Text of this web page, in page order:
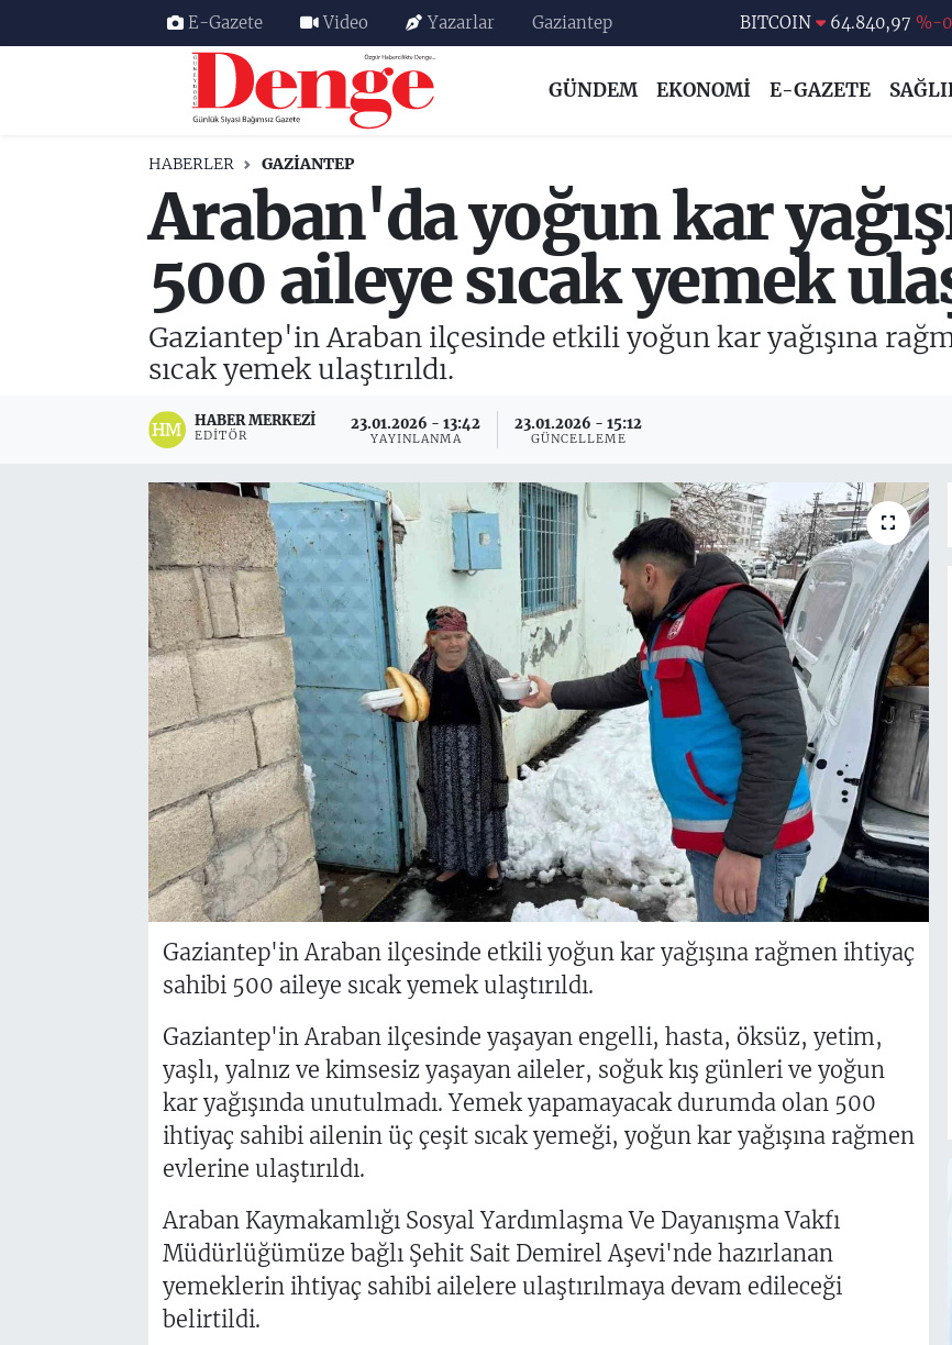
E-Gazete Video Yazarlar Gaziantep DOLAR 47,7436
STERLİN
64,4811
13.779
BITCOIN
64.840,97 %-
GÜNDEM EKONOMİ E-GAZETE
HABERLER GAZIANTEP
Araban'da yoğun kar
500 aileye sıcak yemek
Gaziantep'in Araban ilçesinde etkili yoğun kar yağışına
sıcak yemek ulaştırıldı.
HABER MERKEZI
EDITÖR
23.01.2026 - 13:42
YAYINLANMA
23.01.2026 - 15:12
GÜNCELLEME
Gaziantep'in Araban ilçesinde etkili yoğun kar yağışına rağmen ihtiyaç
sahibi 500 aileye sıcak yemek ulaştırıldı.
Gaziantep'in Araban ilçesinde yaşayan engelli, hasta, öksüz, yetim,
yaşlı, yalnız ve kimsesiz yaşayan aileler, soğuk kış günleri ve yoğun
kar yağışında unutulmadı. Yemek yapamayacak durumda olan 500
ihtiyaç sahibi ailenin üç çeşit sıcak yemeği, yoğun kar yağışına rağmen
evlerine ulaştırıldı.
Araban Kaymakamlığı Sosyal Yardımlaşma Ve Dayanışma Vakfı
Müdürlüğümüze bağlı Şehit Sait Demirel Aşevi'nde hazırlanan
yemeklerin ihtiyaç sahibi ailelere ulaştırılmaya devam edileceği
belirtildi.
Nöbetçi Eczaneler
Trafik Durumu
Süper Lig Puan Durumu ve Fikstür
Tüm Manşetler
Son Dakika Haberleri
Haber Arşivi